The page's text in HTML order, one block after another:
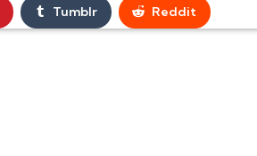
Tumblr Reddit